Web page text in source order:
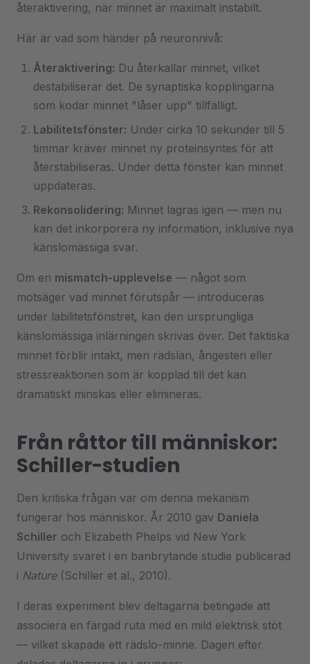
återaktivering, när minnet är maximalt instabilt.
Här är vad som händer på neuronnivå:
Återaktivering: Du återkallar minnet, vilket
destabiliserar det. De synaptiska kopplingarna
som kodar minnet "låser upp" tillfälligt.
Labilitetsfönster: Under cirka 10 sekunder till 5
timmar kräver minnet ny proteinsyntes för att
återstabiliseras. Under detta fönster kan minnet
uppdateras.
Rekonsolidering: Minnet lagras igen — men nu
kan det inkorporera ny information, inklusive nya
känslomässiga svar.
Om en mismatch-upplevelse — något som
motsäger vad minnet förutspår — introduceras
under labilitetsfönstret, kan den ursprungliga
känslomässiga inlärningen skrivas över. Det faktiska
minnet förblir intakt, men rädslan, ångesten eller
stressreaktionen som är kopplad till det kan
dramatiskt minskas eller elimineras.
Från råttor till människor:
Schiller-studien
Den kritiska frågan var om denna mekanism
fungerar hos människor. År 2010 gav Daniela
Schiller och Elizabeth Phelps vid New York
University svaret i en banbrytande studie publicerad
i Nature(Schiller et al., 2010).
I deras experiment blev deltagarna betingade att
associera en färgad ruta med en mild elektrisk stöt
— vilket skapade ett rädslo-minne. Dagen efter